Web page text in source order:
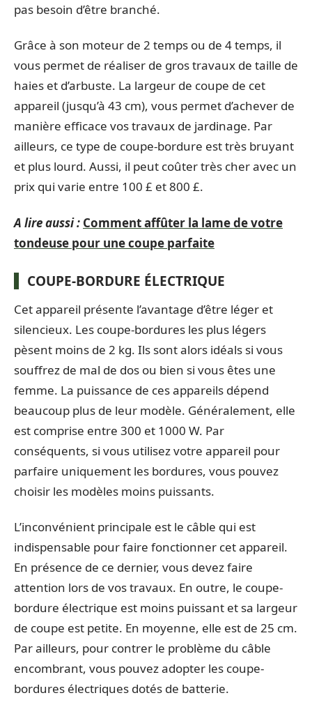
pas besoin d’être branché.
Grâce à son moteur de 2 temps ou de 4 temps, il
vous permet de réaliser de gros travaux de taille de
haies et d’arbuste. La largeur de coupe de cet
appareil (jusqu’à 43 cm), vous permet d’achever de
manière efficace vos travaux de jardinage. Par
ailleurs, ce type de coupe-bordure est très bruyant
et plus lourd. Aussi, il peut coûter très cher avec un
prix qui varie entre 100 £ et 800 £.
A lire aussi : Comment affûter la lame de votre
tondeuse pour une coupe parfaite
COUPE-BORDURE ÉLECTRIQUE
Cet appareil présente l’avantage d’être léger et
silencieux. Les coupe-bordures les plus légers
pèsent moins de 2 kg. Ils sont alors idéals si vous
souffrez de mal de dos ou bien si vous êtes une
femme. La puissance de ces appareils dépend
beaucoup plus de leur modèle. Généralement, elle
est comprise entre 300 et 1000 W. Par
conséquents, si vous utilisez votre appareil pour
parfaire uniquement les bordures, vous pouvez
choisir les modèles moins puissants.
L’inconvénient principale est le câble qui est
indispensable pour faire fonctionner cet appareil.
En présence de ce dernier, vous devez faire
attention lors de vos travaux. En outre, le coupe-
bordure électrique est moins puissant et sa largeur
de coupe est petite. En moyenne, elle est de 25 cm.
Par ailleurs, pour contrer le problème du câble
encombrant, vous pouvez adopter les coupe-
bordures électriques dotés de batterie.